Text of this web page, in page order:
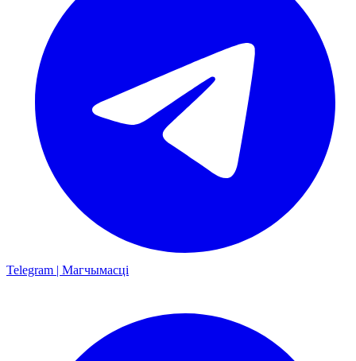
Telegram | Магчымасці